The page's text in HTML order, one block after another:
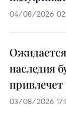
04/08/2026
наследия
привлечет
03/08/2026